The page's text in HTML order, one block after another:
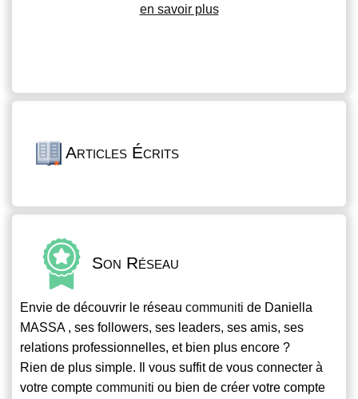
en savoir plus
Articles Écrits
Son Réseau
Envie de découvrir le réseau communiti de Daniella
MASSA , ses followers, ses leaders, ses amis, ses
relations professionnelles, et bien plus encore ?
Rien de plus simple. Il vous suffit de vous connecter à
votre compte communiti ou bien de créer votre compte